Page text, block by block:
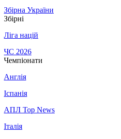
Збірна України
Збірні
Ліга націй
ЧС 2026
Чемпіонати
Англія
Іспанія
АПЛ Top News
Італія